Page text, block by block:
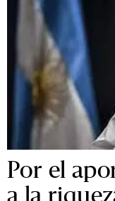
Por el
a la